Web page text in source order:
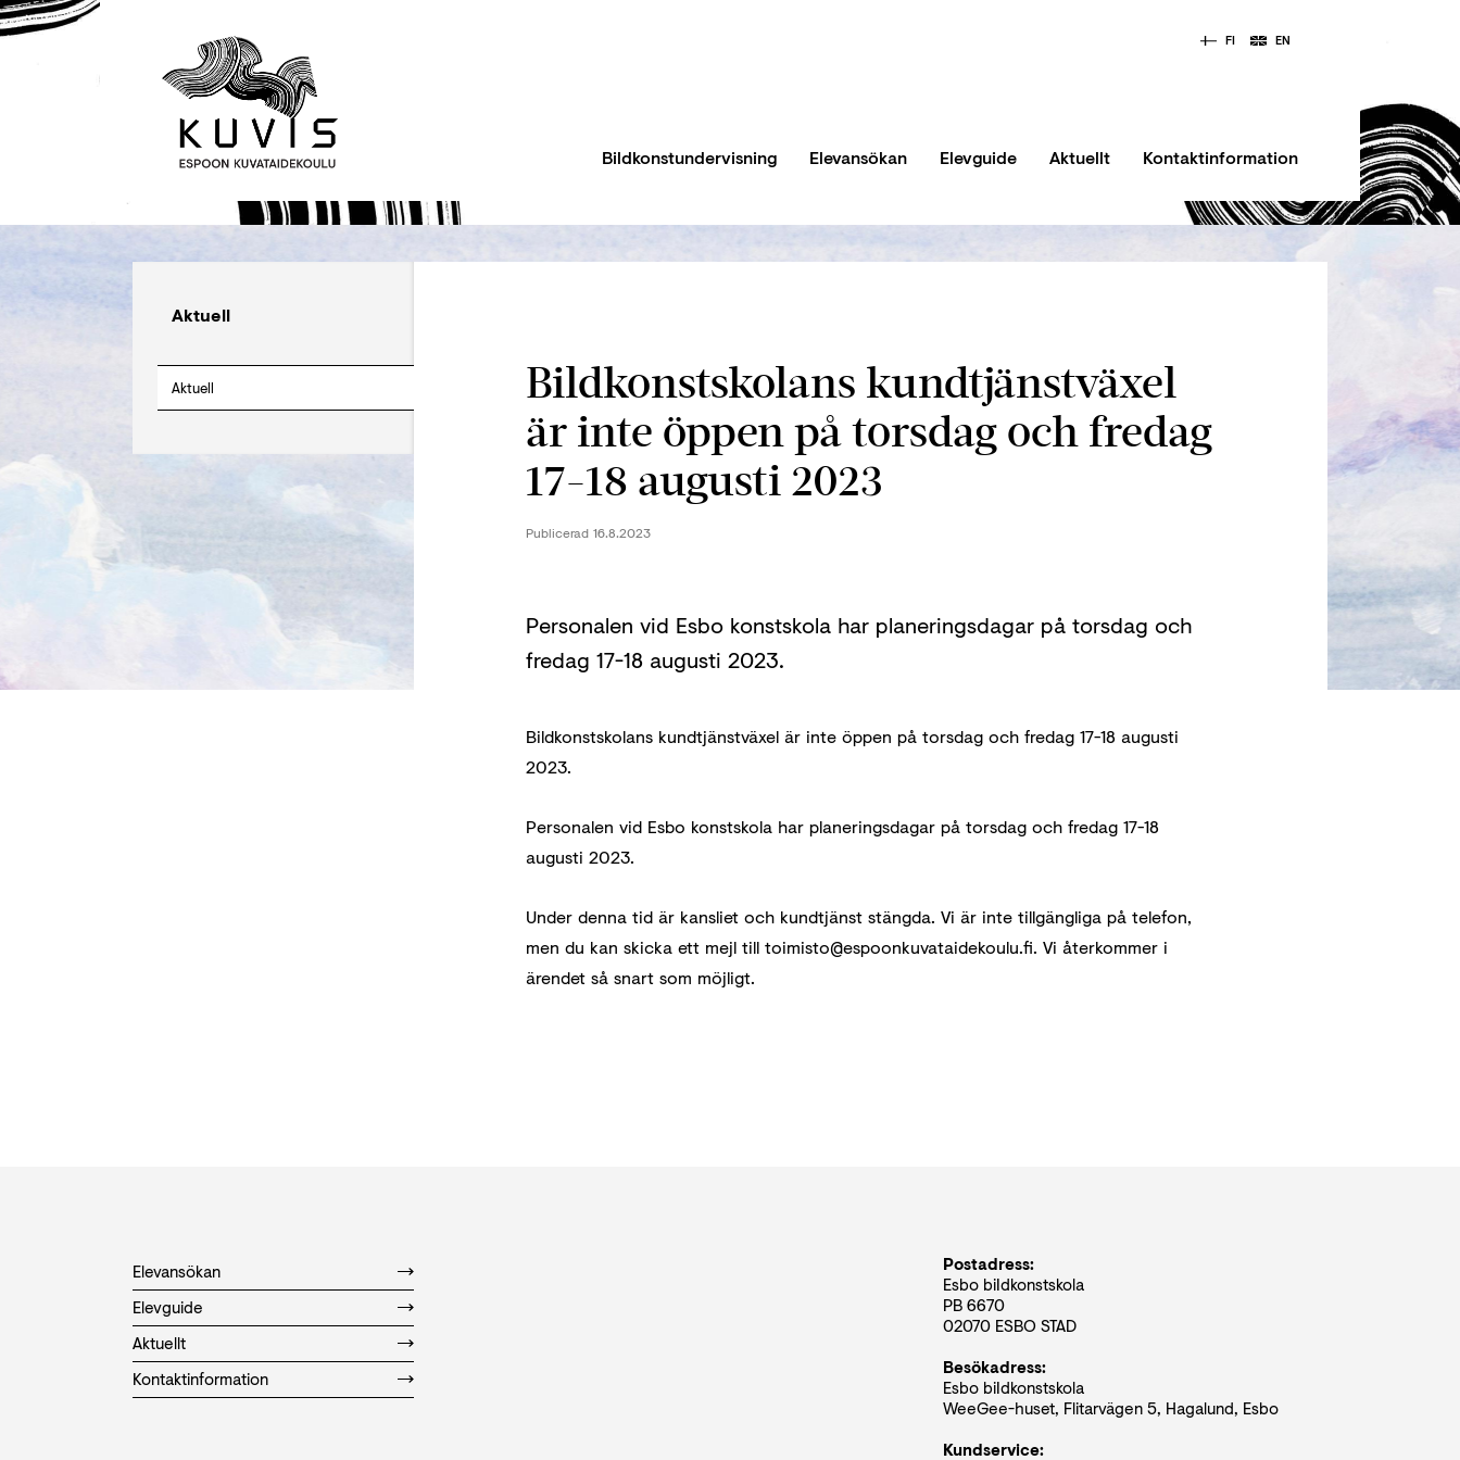
FI EN
Bildkonstundervisning Elevansökan Elevguide Aktuellt Kontaktinformation
Aktuell
Aktuell
Bildkonstskolans kundtjänstväxel
är inte öppen på torsdag och fredag
​​17-18 augusti 2023
Publicerad 16.8.2023
Personalen vid Esbo konstskola har planeringsdagar på torsdag och
fredag ​​17-18 augusti 2023.
Bildkonstskolans kundtjänstväxel är inte öppen på torsdag och fredag ​​17-18 augusti
2023.
Personalen vid Esbo konstskola har planeringsdagar på torsdag och fredag ​​17-18
augusti 2023.
Under denna tid är kansliet och kundtjänst stängda. Vi är inte tillgängliga på telefon,
men du kan skicka ett mejl till toimisto@espoonkuvataidekoulu.fi. Vi återkommer i
ärendet så snart som möjligt.
Elevansökan
Elevguide
Aktuellt
Kontaktinformation
Postadress:
Esbo biIdkonstskola
PB 6670
02070 ESBO STAD
Besökadress:
Esbo biIdkonstskola
WeeGee-huset, Flitarvägen 5, Hagalund, Esbo
Kundservice: